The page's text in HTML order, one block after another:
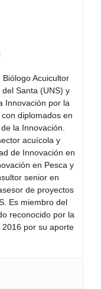
Acuicultor
Santa (UNS) y
Innovación por la
diplomados en
la Innovación.
acuícola y
de Innovación en
en Pesca y
senior en
de proyectos
Es miembro del
reconocido por la
2016 por su aporte